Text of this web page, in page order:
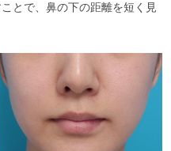
とで、鼻の下の距離を短く見